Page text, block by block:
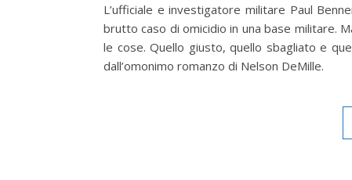
L’ufficiale e investigatore militare Paul
brutto caso di omicidio in una base militare.
le cose. Quello giusto, quello sbagliato e
dall’omonimo romanzo di Nelson DeMille.